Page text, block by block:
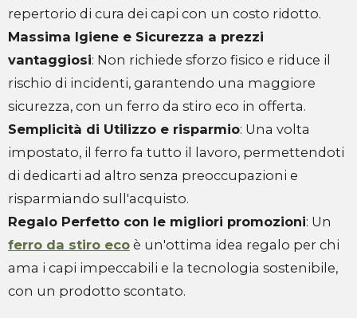
repertorio di cura dei capi con un costo ridotto.
Massima Igiene e Sicurezza a prezzi
vantaggiosi: Non richiede sforzo fisico e riduce il
rischio di incidenti, garantendo una maggiore
sicurezza, con un ferro da stiro eco in offerta.
Semplicità di Utilizzo e risparmio: Una volta
impostato, il ferro fa tutto il lavoro, permettendoti
di dedicarti ad altro senza preoccupazioni e
risparmiando sull'acquisto.
Regalo Perfetto con le migliori promozioni: Un
ferro da stiro eco è un'ottima idea regalo per chi
ama i capi impeccabili e la tecnologia sostenibile,
con un prodotto scontato.